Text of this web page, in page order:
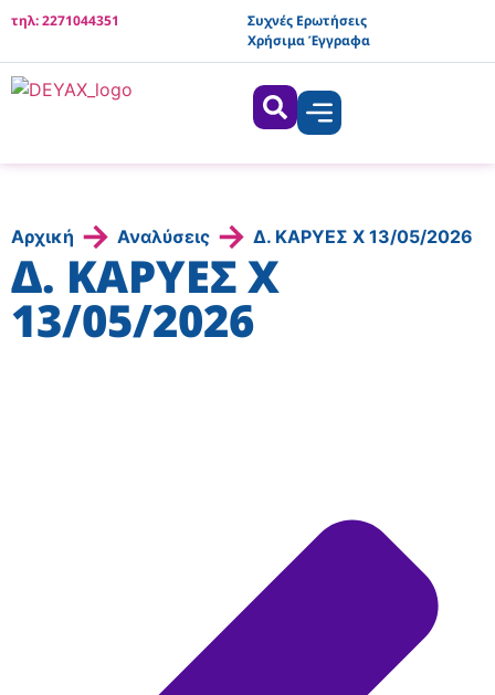
τηλ: 2271044351
Συχνές Ερωτήσεις
Χρήσιμα Έγγραφα
Αρχική → Αναλύσεις → Δ. ΚΑΡΥΕΣ X 13/05/2026
Δ. ΚΑΡΥΕΣ X
13/05/2026